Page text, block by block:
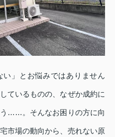
い」とお悩みではありません
ているものの、なぜか成約に
……。そんなお困りの方に向
市場の動向から、売れない原